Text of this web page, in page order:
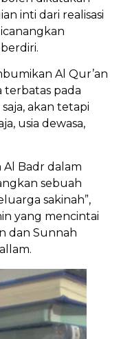
inti dari realisasi
Al Qur’an
terbatas pada
akan tetapi
usia dewasa,
Al Badr dalam
sebuah
sakinah”,
yang mencintai
dan Sunnah